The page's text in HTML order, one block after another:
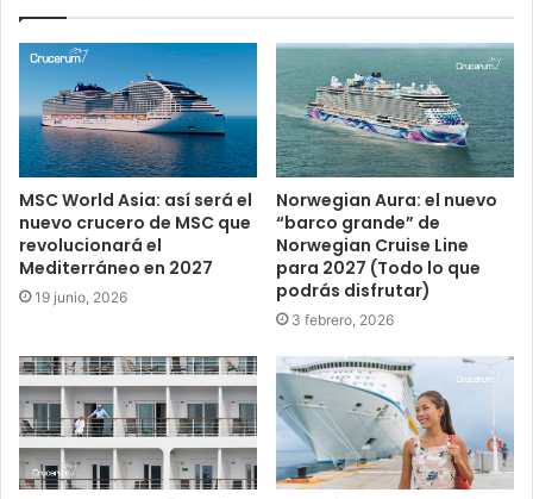
MSC World Asia: así será el
nuevo crucero de MSC que
revolucionará el
Mediterráneo en 2027
19 junio, 2026
Norwegian Aura: el nuevo
“barco grande” de
Norwegian Cruise Line
para 2027 (Todo lo que
podrás disfrutar)
3 febrero, 2026